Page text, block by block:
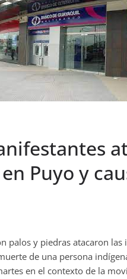
Puyo y
palos y piedras atacaron
de una persona
en el contexto de la